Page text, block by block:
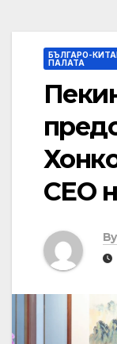
БЪЛГАРО-
ПАЛАТА
CEO
By